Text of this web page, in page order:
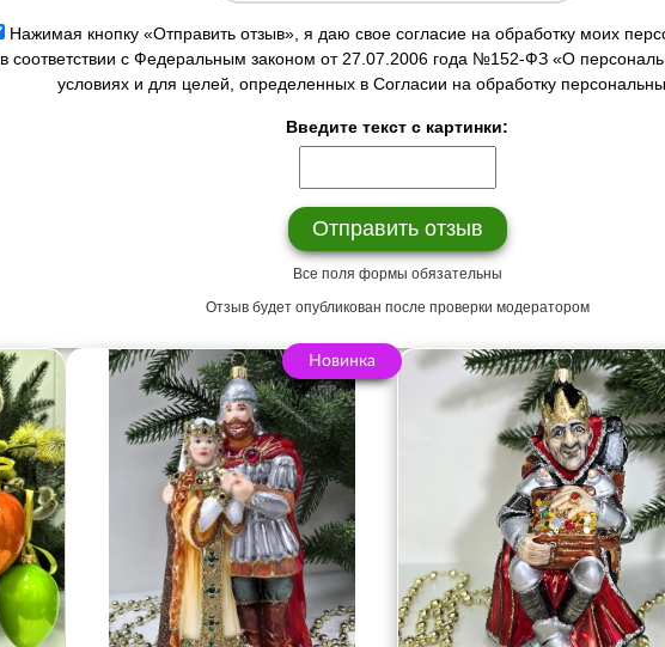
Нажимая кнопку «Отправить отзыв», я даю свое согласие на обработку моих
в соответствии с Федеральным законом от 27.07.2006 года №152-ФЗ «О
условиях и для целей, определенных в Согласии на обработку
Введите текст с картинки:
Все поля формы обязательны
Отзыв будет опубликован после проверки модератором
Новинка